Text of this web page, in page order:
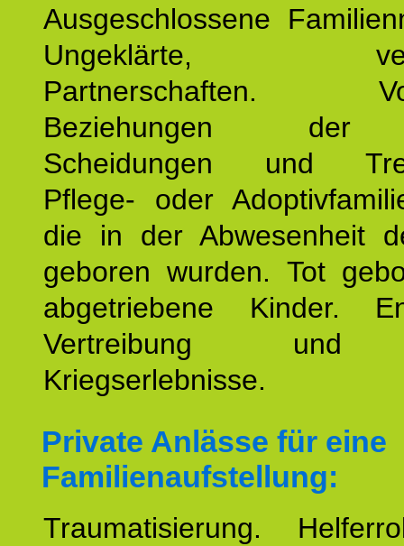
Ausgeschlossene
Ungeklärte,
Partnerschaften.
Beziehungen der
Scheidungen und
Pflege- oder
die in der Abwesenheit
geboren wurden. Tot
abgetriebene Kinder.
Vertreibung und
Kriegserlebnisse.
Private Anlässe für eine
Familienaufstellung:
Traumatisierung.